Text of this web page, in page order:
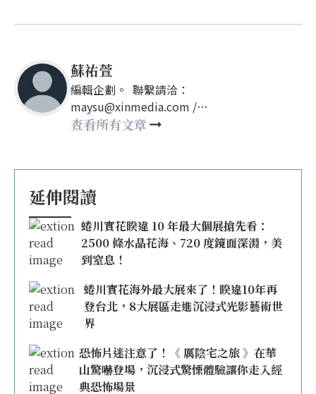
蘇祐萱
編輯企劃。 聯繫請洽：
maysu@xinmedia.com /
may860527@gmail.com
查看所有文章
延伸閱讀
蜷川實花睽違 10 年最大個展搶先看：
2500 條水晶花海、720 度鏡面深淵，美
到窒息！
蜷川實花海外最大展來了！睽違10年再
登台北，8大展區走進沉浸式光影藝術世
界
恐怖片迷注意了！《 厲陰宅之旅 》在華
山驚嚇登場，沉浸式驚慄體驗讓你走入經
典恐怖場景